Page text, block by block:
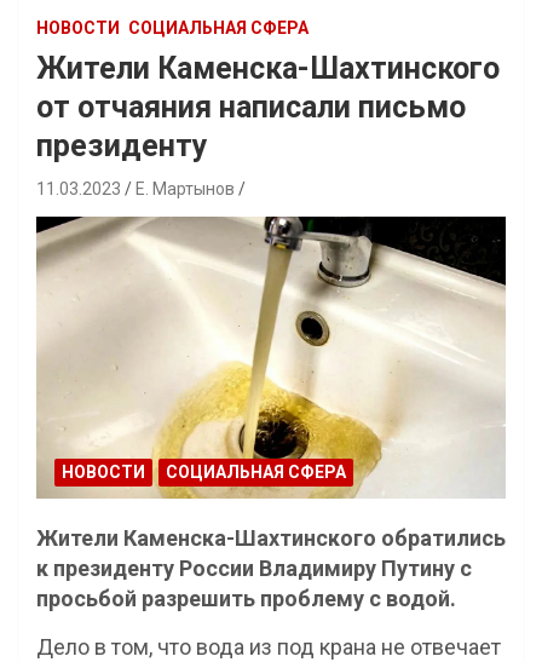
НОВОСТИ СОЦИАЛЬНАЯ СФЕРА
Жители Каменска-Шахтинского
от отчаяния написали письмо
президенту
11.03.2023 Е. Мартынов
НОВОСТИ СОЦИАЛЬНАЯ СФЕРА
Жители Каменска-Шахтинского обратились
к президенту России Владимиру Путину с
просьбой разрешить проблему с водой.
Дело в том, что вода из под крана не отвечает